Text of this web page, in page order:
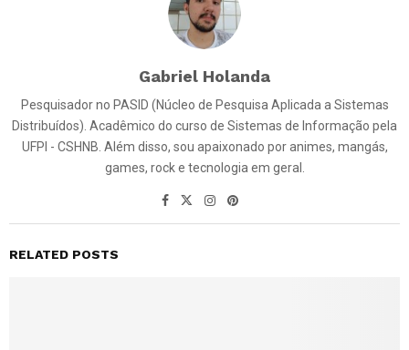
Gabriel Holanda
Pesquisador no PASID (Núcleo de Pesquisa Aplicada a Sistemas
Distribuídos). Acadêmico do curso de Sistemas de Informação pela
UFPI - CSHNB. Além disso, sou apaixonado por animes, mangás,
games, rock e tecnologia em geral.
RELATED POSTS